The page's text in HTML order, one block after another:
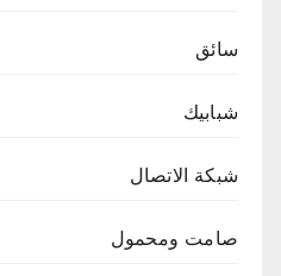
سائق
شبابيك
شبكة الاتصال
صامت ومحمول